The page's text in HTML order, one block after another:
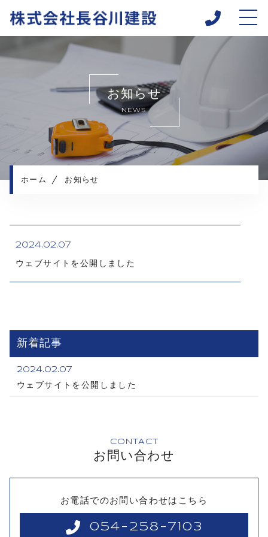
ホーム
当社について
キャンペーン
求人情報
施工実績
応募の流れ
お知らせ
NEWS
ホーム お知らせ
2024.02.07
ウェブサイトを公開しました
新着記事
2024.02.07
ウェブサイトを公開しました
CONTACT
お問い合わせ
お電話でのお問い合わせはこちら
054-258-7103